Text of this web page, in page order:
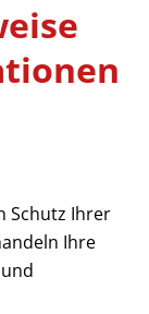
Schutz Ihrer
Ihre